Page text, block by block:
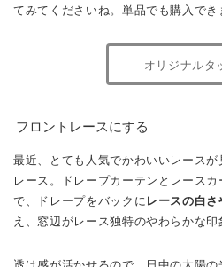
てみてくださいね。単品でも購入でき
オリジナルタ
フロントレースにする
最近、とても人気でかわいいレース
レース。ドレープカーテンとレース
で、ドレープをバックに レースの白
え、窓辺がレース独特のやわらかな印